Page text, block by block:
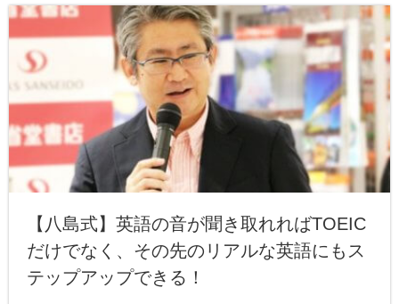
【八島式】英語の音が聞き取れればTOEIC
だけでなく、その先のリアルな英語にもス
テップアップできる！